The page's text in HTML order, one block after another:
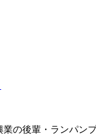
の後輩・ランパン